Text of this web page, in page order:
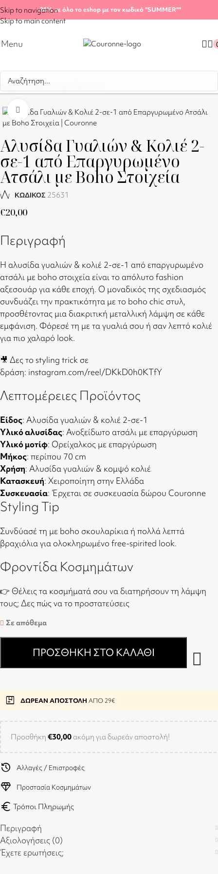
Skip to navigation
Skip to main content
-20%σε όλο το eshop με τον κωδικό "SUMMER""
Menu
Αρχική σελίδα
Click to enlarge
Αλυσίδα Γυαλιών & Κολιέ 2-
σε-1 από Επαργυρωμένο
Ατσάλι με Boho Στοιχεία
ΚΩΔΙΚΟΣ 25631
€20,00
Περιγραφή
Η αλυσίδα γυαλιών & κολιέ 2-σε-1 από επαργυρωμένο
ατσάλι με boho στοιχεία είναι το απόλυτο fashion
αξεσουάρ για κάθε εποχή. Ο μοναδικός της σχεδιασμός
συνδυάζει την πρακτικότητα με το boho chic στυλ,
προσθέτοντας μια διακριτική μεταλλική λάμψη σε κάθε
εμφάνιση. Φόρεσέ τη με τα γυαλιά σου ή σαν λεπτό κολιέ
για πιο χαλαρό look.
🎥 Δες το styling trick σε
δράση: instagram.com/reel/DKkD0h0KTfY
Λεπτομέρειες Προϊόντος
Είδος: Αλυσίδα γυαλιών & κολιέ 2-σε-1
Υλικό αλυσίδας: Ανοξείδωτο ατσάλι με επαργύρωση
Υλικό μοτίφ: Ορείχαλκος με επαργύρωση
Μήκος: περίπου 70 cm
Χρήση: Αλυσίδα γυαλιών & κομψό κολιέ
Κατασκευή: Χειροποίητη στην Ελλάδα
Συσκευασία: Έρχεται σε συσκευασία δώρου Couronne
Styling Tip
Συνδύασέ τη με boho σκουλαρίκια ή πολλά λεπτά
βραχιόλια για ολοκληρωμένο free-spirited look.
Φροντίδα Κοσμημάτων
👉 Θέλεις τα κοσμήματά σου να διατηρήσουν τη λάμψη
τους; Δες πώς να το προστατεύσεις
Σε απόθεμα
ΠΡΟΣΘΉΚΗ ΣΤΟ ΚΑΛΆΘΙ
package ΔΩΡΕΑΝ ΑΠΟΣΤΟΛΗ ΑΠΟ 29€
Προσθήκη €30,00 ακόμη για δωρεάν αποστολή!
history Αλλαγές / Επιστροφές
diamond Προστασία Κοσμημάτων
euro Τρόποι Πληρωμής
Περιγραφή
Αξιολογήσεις (0)
Έχετε ερωτήσεις;